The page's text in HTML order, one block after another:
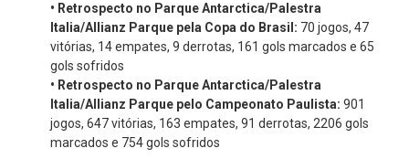
• Retrospecto no Parque Antarctica/Palestra
Italia/Allianz Parque pela Copa do Brasil: 70 jogos, 47
vitórias, 14 empates, 9 derrotas, 161 gols marcados e 65
gols sofridos
• Retrospecto no Parque Antarctica/Palestra
Italia/Allianz Parque pelo Campeonato Paulista: 901
jogos, 647 vitórias, 163 empates, 91 derrotas, 2206 gols
marcados e 754 gols sofridos